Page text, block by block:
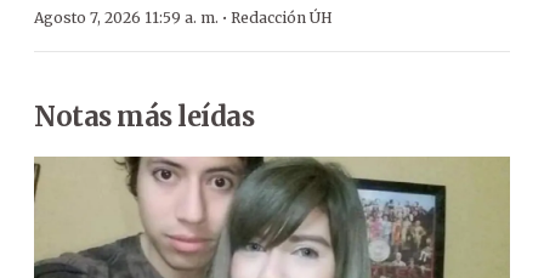
Agosto 7, 2026 11:59 a. m. · Redacción ÚH
Notas más leídas